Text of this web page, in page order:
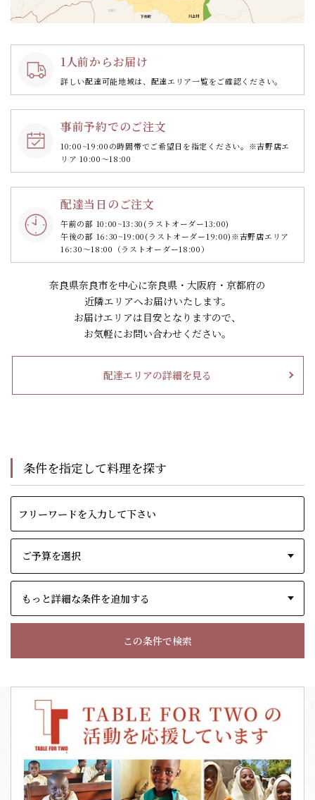
1人前からお届け
詳しい配達可能地域は、配達エリア一覧をご確認ください。
事前予約でのご注文
10:00~19:00の時間帯でご希望日を指定ください。 ※吉野店エ
リア 10:00～18:00
配達当日のご注文
午前の部 10:00~13:30(ラストオーダー13:00)
午後の部 16:30~19:00(ラストオーダー19:00)※吉野店エリア
16:30～18:00（ラストオーダー18:00）
奈良県奈良市を中心に奈良県・大阪府・京都府の
近隣エリアへお届けいたします。
お届けエリアは目安となりますので、
お気軽にお問い合わせください。
配達エリアの詳細を見る
条件を指定して料理を探す
もっと詳細な条件を追加する
この条件で検索